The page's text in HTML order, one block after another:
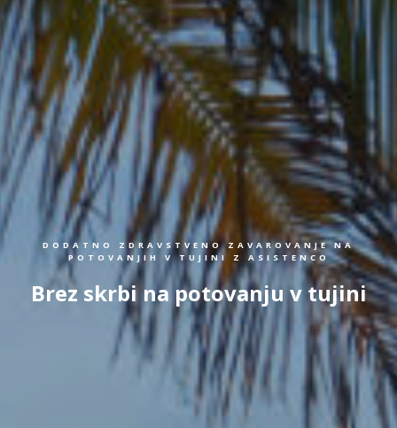
DODATNO ZDRAVSTVENO ZAVAROVANJE NA
POTOVANJIH V TUJINI Z ASISTENCO
Brez skrbi na potovanju v tujini